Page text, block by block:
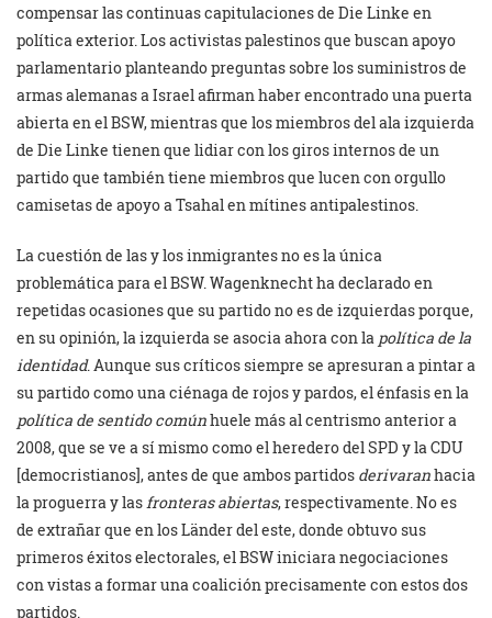
compensar las continuas capitulaciones de Die Linke en
política exterior. Los activistas palestinos que buscan apoyo
parlamentario planteando preguntas sobre los suministros de
armas alemanas a Israel afirman haber encontrado una puerta
abierta en el BSW, mientras que los miembros del ala izquierda
de Die Linke tienen que lidiar con los giros internos de un
partido que también tiene miembros que lucen con orgullo
camisetas de apoyo a Tsahal en mítines antipalestinos.
La cuestión de las y los inmigrantes no es la única
problemática para el BSW. Wagenknecht ha declarado en
repetidas ocasiones que su partido no es de izquierdas porque,
en su opinión, la izquierda se asocia ahora con la política de la
identidad. Aunque sus críticos siempre se apresuran a pintar a
su partido como una ciénaga de rojos y pardos, el énfasis en la
política de sentido comúnhuele más al centrismo anterior a
2008, que se ve a sí mismo como el heredero del SPD y la CDU
[democristianos], antes de que ambos partidos derivaranhacia
la proguerra y las fronteras abiertas, respectivamente. No es
de extrañar que en los Länder del este, donde obtuvo sus
primeros éxitos electorales, el BSW iniciara negociaciones
con vistas a formar una coalición precisamente con estos dos
partidos.